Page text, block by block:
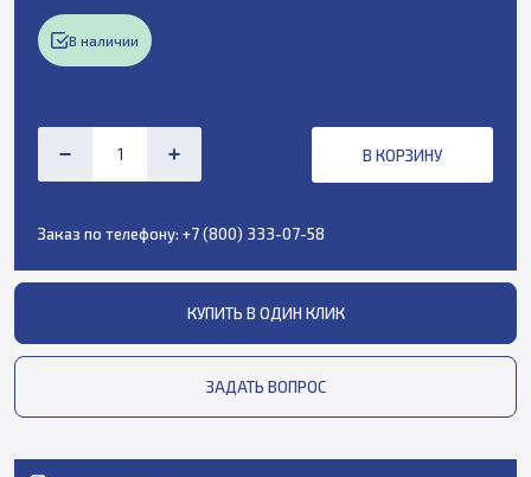
В наличии
В КОРЗИНУ
Заказ по телефону: +7 (800) 333-07-58
КУПИТЬ В ОДИН КЛИК
ЗАДАТЬ ВОПРОС